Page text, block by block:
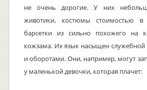
не очень дорогие. У них
животики, костюмы стоимостью в
барсетки из сильно похожего на
кожзама. Их язык насыщен служебной
и оборотами. Они, например, могут
у маленькой девочки, которая плачет: